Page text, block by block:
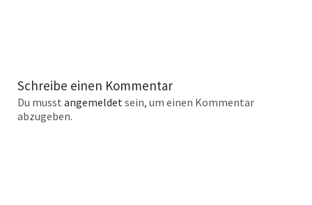
Schreibe einen Kommentar
Du musst angemeldetsein, um einen Kommentar
abzugeben.